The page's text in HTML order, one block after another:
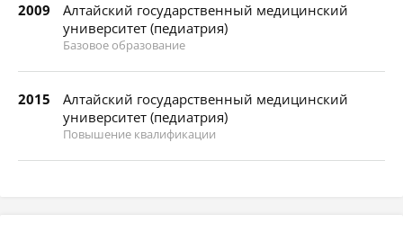
2009
Алтайский государственный медицинский
университет (педиатрия)
Базовое образование
2015
Алтайский государственный медицинский
университет (педиатрия)
Повышение квалификации